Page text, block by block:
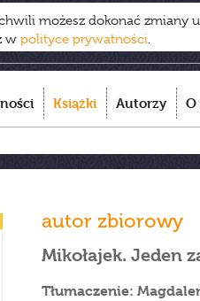
możesz dokonać zmiany
w polityce prywatności.
Książki Autorzy O
autor zbiorowy
Mikołajek. Jeden
Tłumaczenie: